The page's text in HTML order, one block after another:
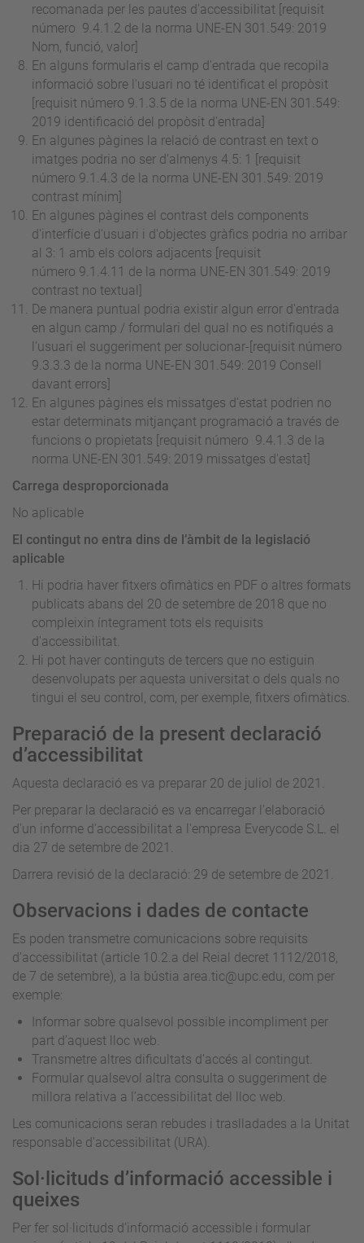
recomanada per les pautes d'accessibilitat [requisit
número 9.4.1.2 de la norma UNE-EN 301.549: 2019
Nom, funció, valor]
En alguns formularis el camp d'entrada que recopila
informació sobre l'usuari no té identificat el propòsit
[requisit número 9.1.3.5 de la norma UNE-EN 301.549:
2019 identificació del propòsit d'entrada]
En algunes pàgines la relació de contrast en text o
imatges podria no ser d’almenys 4.5: 1 [requisit
número 9.1.4.3 de la norma UNE-EN 301.549: 2019
contrast mínim]
En algunes pàgines el contrast dels components
d'interfície d'usuari i d'objectes gràfics podria no arribar
al 3: 1 amb els colors adjacents [requisit
número 9.1.4.11 de la norma UNE-EN 301.549: 2019
contrast no textual]
De manera puntual podria existir algun error d'entrada
en algun camp / formulari del qual no es notifiqués a
l'usuari el suggeriment per solucionar-[requisit número
9.3.3.3 de la norma UNE-EN 301.549: 2019 Consell
davant errors]
En algunes pàgines els missatges d'estat podrien no
estar determinats mitjançant programació a través de
funcions o propietats [requisit número 9.4.1.3 de la
norma UNE-EN 301.549: 2019 missatges d'estat]
Carrega desproporcionada
No aplicable
El contingut no entra dins de l’àmbit de la legislació
aplicable
Hi podria haver fitxers ofimàtics en PDF o altres formats
publicats abans del 20 de setembre de 2018 que no
compleixin íntegrament tots els requisits
d'accessibilitat.
Hi pot haver continguts de tercers que no estiguin
desenvolupats per aquesta universitat o dels quals no
tingui el seu control, com, per exemple, fitxers ofimàtics.
Preparació de la present declaració
d’accessibilitat
Aquesta declaració es va preparar 20 de juliol de 2021.
Per preparar la declaració es va encarregar l'elaboració
d'un informe d'accessibilitat a l'empresa Everycode S.L. el
dia 27 de setembre de 2021.
Darrera revisió de la declaració: 29 de setembre de 2021.
Observacions i dades de contacte
Es poden transmetre comunicacions sobre requisits
d’accessibilitat (article 10.2.a del Reial decret 1112/2018,
de 7 de setembre), a la bústia area.tic@upc.edu, com per
exemple:
Informar sobre qualsevol possible incompliment per
part d’aquest lloc web.
Transmetre altres dificultats d’accés al contingut.
Formular qualsevol altra consulta o suggeriment de
millora relativa a l’accessibilitat del lloc web.
Les comunicacions seran rebudes i traslladades a la Unitat
responsable d'accessibilitat (URA).
Sol·licituds d’informació accessible i
queixes
Per fer sol·licituds d’informació accessible i formular